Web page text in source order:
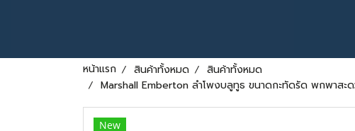
หน้าแรก สินค้าทั้งหมด
สินค้าทั้งหมด
Marshall Emberton ลำโพงบลูทูธ ขนาดกะทัดรัด พกพาสะ
New